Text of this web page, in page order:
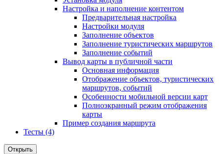
Настройка и наполнение контентом
Предварительная настройка
Настройки модуля
Заполнение объектов
Заполнение туристических маршрутов
Заполнение событий
Вывод карты в публичной части
Основная информация
Отображение объектов, туристических
маршрутов, событий
Особенности мобильной версии карт
Полноэкранный режим отображения
карты
Пример создания маршрута
Тесты (4)
Открыть